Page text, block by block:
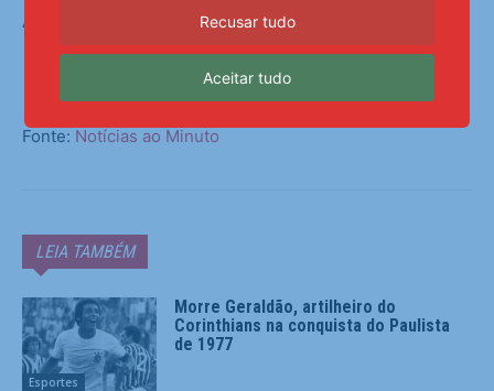
África do Sul.
Fonte: Notícias ao Minuto
LEIA TAMBÉM
Esportes
Morre Geraldão, artilheiro do
Corinthians na conquista do Paulista
de 1977
Recusar tudo
Aceitar tudo